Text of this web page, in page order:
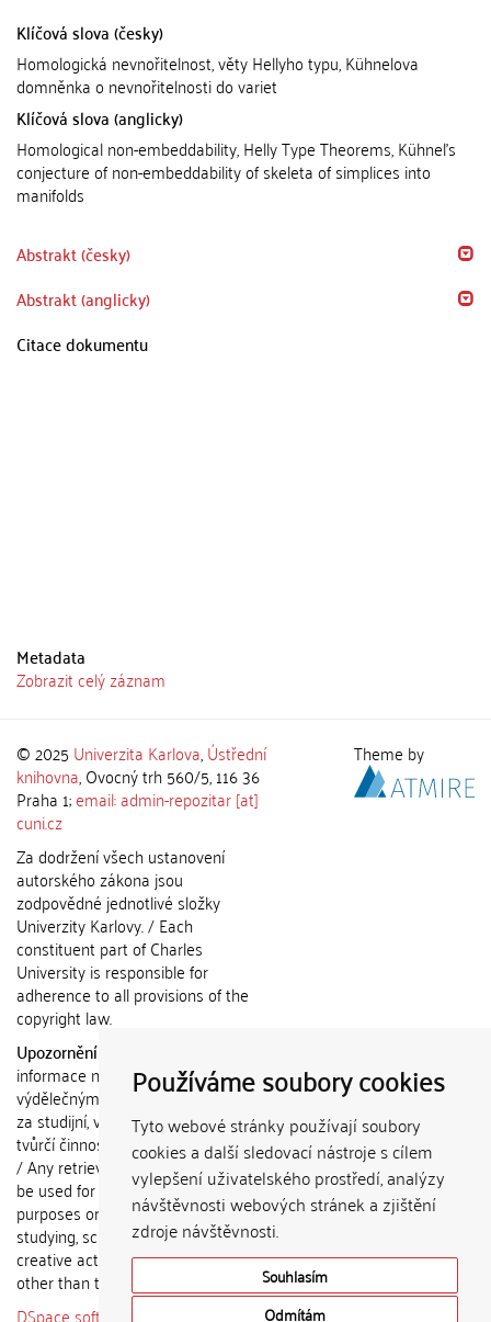
Používáme soubory cookies
Tyto webové stránky používají soubory
cookies a další sledovací nástroje s cílem
vylepšení uživatelského prostředí, analýzy
návštěvnosti webových stránek a zjištění
zdroje návštěvnosti.
Souhlasím
Odmítám
Klíčová slova (česky)
Homologická nevnořitelnost, věty Hellyho typu, Kühnelova
domněnka o nevnořitelnosti do variet
Klíčová slova (anglicky)
Homological non-embeddability, Helly Type Theorems, Kühnel's
conjecture of non-embeddability of skeleta of simplices into
manifolds
Abstrakt (česky)
Abstrakt (anglicky)
Citace dokumentu
Metadata
Zobrazit celý záznam
© 2025 Univerzita Karlova,Ústřední
knihovna, Ovocný trh 560/5, 116 36
Praha 1;email: admin-repozitar [at]
cuni.cz
Za dodržení všech ustanovení
autorského zákona jsou
zodpovědné jednotlivé složky
Univerzity Karlovy. / Each
constituent part of Charles
University is responsible for
adherence to all provisions of the
copyright law.
Upozornění / Notice:
informace nemohou být použity k
výdělečným účelům nebo vydávány
za studijní, vědeckou nebo jinou
tvůrčí činnost jiné osoby než autora.
/ Any retrieved information shall not
be used for any commercial
purposes or claimed as results of
studying, scientific or any other
creative activities of any person
other than the author.
DSpace software
copyright © 2002-
Theme by